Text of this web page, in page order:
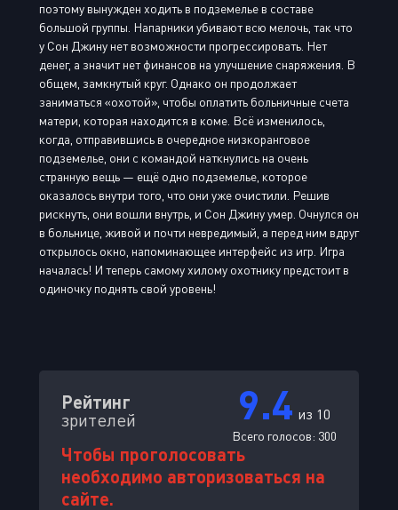
поэтому вынужден ходить в подземелье в составе
большой группы. Напарники убивают всю мелочь, так что
у Сон Джину нет возможности прогрессировать. Нет
денег, а значит нет финансов на улучшение снаряжения. В
общем, замкнутый круг. Однако он продолжает
заниматься «охотой», чтобы оплатить больничные счета
матери, которая находится в коме. Всё изменилось,
когда, отправившись в очередное низкоранговое
подземелье, они с командой наткнулись на очень
странную вещь — ещё одно подземелье, которое
оказалось внутри того, что они уже очистили. Решив
рискнуть, они вошли внутрь, и Сон Джину умер. Очнулся он
в больнице, живой и почти невредимый, а перед ним вдруг
открылось окно, напоминающее интерфейс из игр. Игра
началась! И теперь самому хилому охотнику предстоит в
одиночку поднять свой уровень!
Рейтинг
зрителей 9.4 из 10
Всего голосов: 300
Чтобы проголосовать
необходимо авторизоваться на
сайте.